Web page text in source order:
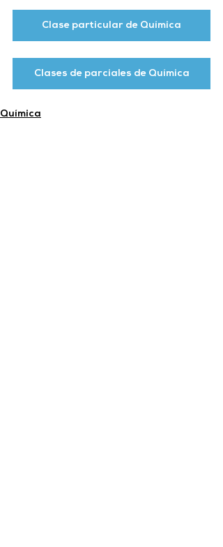
Clase particular de Química
Clases de parciales de Química
Química